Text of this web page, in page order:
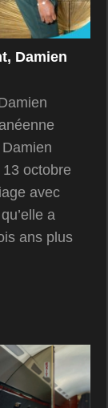
Damien
octobre
avec
a
ans plus